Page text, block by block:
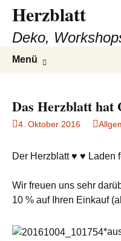
Herzblatt
Deko,
Menü
Das Herzblatt hat
4. Oktober 2016
Der Herzblatt ♥ ♥ Laden
Wir freuen uns sehr
10 % auf Ihren Einkauf